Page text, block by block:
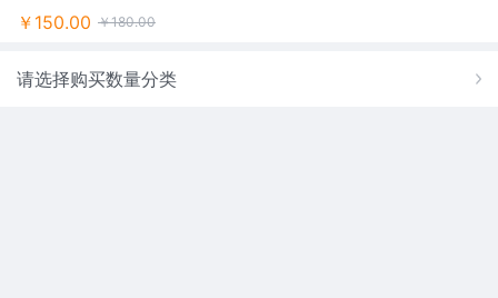
￥150.00 ￥180.00
请选择购买数量分类